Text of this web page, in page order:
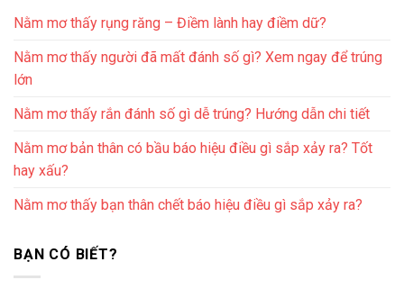
Nằm mơ thấy rụng răng – Điềm lành hay điềm dữ?
Nằm mơ thấy người đã mất đánh số gì? Xem ngay để trúng
lớn
Nằm mơ thấy rắn đánh số gì dễ trúng? Hướng dẫn chi tiết
Nằm mơ bản thân có bầu báo hiệu điều gì sắp xảy ra? Tốt
hay xấu?
Nằm mơ thấy bạn thân chết báo hiệu điều gì sắp xảy ra?
BẠN CÓ BIẾT?